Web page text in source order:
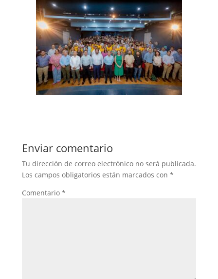
Enviar comentario
Tu dirección de correo electrónico no será publicada.
Los campos obligatorios están marcados con *
Comentario *